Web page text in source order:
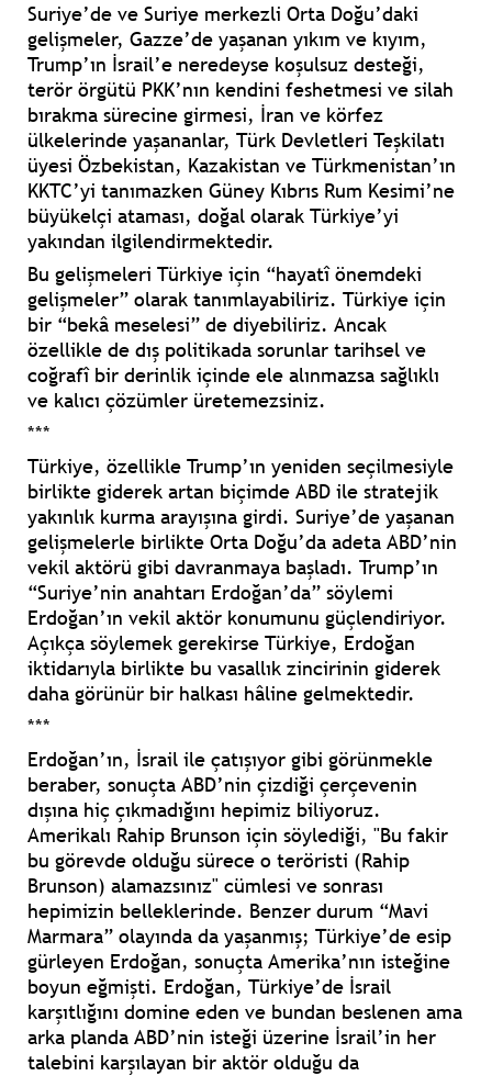
Suriye’de ve Suriye merkezli Orta Doğu’daki
gelişmeler, Gazze’de yaşanan yıkım ve kıyım,
Trump’ın İsrail’e neredeyse koşulsuz desteği,
terör örgütü PKK’nın kendini feshetmesi ve silah
bırakma sürecine girmesi, İran ve körfez
ülkelerinde yaşananlar, Türk Devletleri Teşkilatı
üyesi Özbekistan, Kazakistan ve Türkmenistan’ın
KKTC’yi tanımazken Güney Kıbrıs Rum Kesimi’ne
büyükelçi ataması, doğal olarak Türkiye’yi
yakından ilgilendirmektedir.
Bu gelişmeleri Türkiye için “hayatî önemdeki
gelişmeler” olarak tanımlayabiliriz. Türkiye için
bir “bekâ meselesi” de diyebiliriz. Ancak
özellikle de dış politikada sorunlar tarihsel ve
coğrafî bir derinlik içinde ele alınmazsa sağlıklı
ve kalıcı çözümler üretemezsiniz.
***
Türkiye, özellikle Trump’ın yeniden seçilmesiyle
birlikte giderek artan biçimde ABD ile stratejik
yakınlık kurma arayışına girdi. Suriye’de yaşanan
gelişmelerle birlikte Orta Doğu’da adeta ABD’nin
vekil aktörü gibi davranmaya başladı. Trump’ın
“Suriye’nin anahtarı Erdoğan’da” söylemi
Erdoğan’ın vekil aktör konumunu güçlendiriyor.
Açıkça söylemek gerekirse Türkiye, Erdoğan
iktidarıyla birlikte bu vasallık zincirinin giderek
daha görünür bir halkası hâline gelmektedir.
***
Erdoğan’ın, İsrail ile çatışıyor gibi görünmekle
beraber, sonuçta ABD’nin çizdiği çerçevenin
dışına hiç çıkmadığını hepimiz biliyoruz.
Amerikalı Rahip Brunson için söylediği, "Bu fakir
bu görevde olduğu sürece o teröristi (Rahip
Brunson) alamazsınız" cümlesi ve sonrası
hepimizin belleklerinde. Benzer durum “Mavi
Marmara” olayında da yaşanmış; Türkiye’de esip
gürleyen Erdoğan, sonuçta Amerika’nın isteğine
boyun eğmişti. Erdoğan, Türkiye’de İsrail
karşıtlığını domine eden ve bundan beslenen ama
arka planda ABD’nin isteği üzerine İsrail’in her
talebini karşılayan bir aktör olduğu da